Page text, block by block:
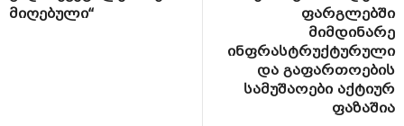
მიღებული“
ფარგლებში
მიმდინარე
ინფრასტრუქტურული
და გაფართოების
სამუშაოები აქტიურ
ფაზაშია